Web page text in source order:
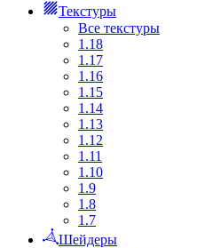
Текстуры
Все текстуры
1.18
1.17
1.16
1.15
1.14
1.13
1.12
1.11
1.10
1.9
1.8
1.7
Шейдеры